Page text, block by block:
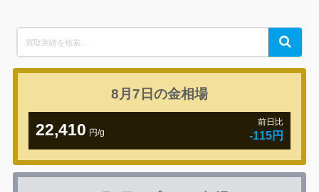
for:
Search
8月7日の金相場
22,410 円/g
前日比
-115円